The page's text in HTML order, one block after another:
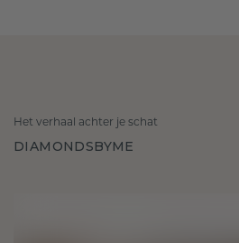
Het verhaal achter je schat
DIAMONDSBYME